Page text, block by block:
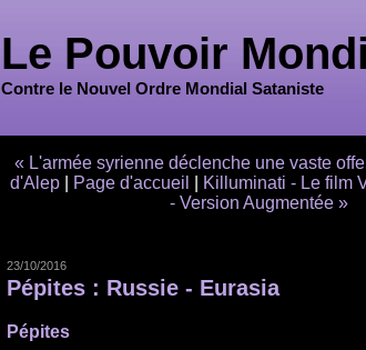
Le Pouvoir
Contre le Nouvel Ordre Mondial Sataniste
« L'armée syrienne déclenche une vaste
d'Alep| Page d'accueil
Killuminati - Le film
- Version Augmentée »
23/10/2016
Pépites : Russie - Eurasia
Pépites